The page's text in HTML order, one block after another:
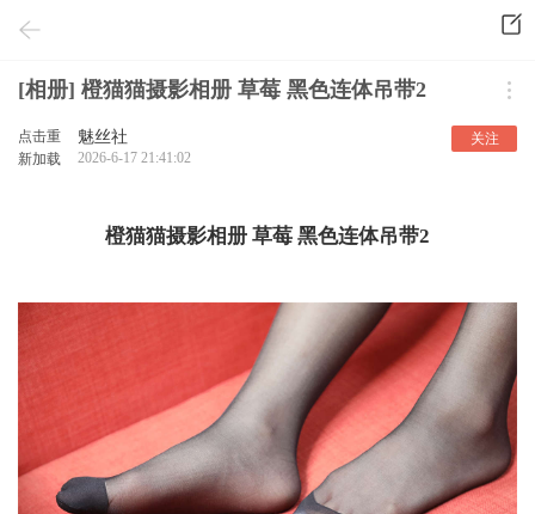
[相册] 橙猫猫摄影相册 草莓 黑色连体吊带2
点击重
新加载
魅丝社
2026-6-17 21:41:02
关注
橙猫猫摄影相册 草莓 黑色连体吊带2